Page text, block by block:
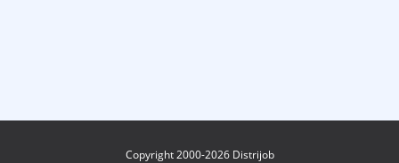
Copyright 2000-2026 Distrijob